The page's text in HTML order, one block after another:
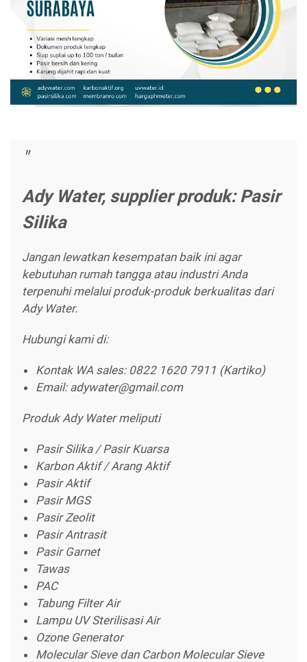
Ady Water, supplier produk: Pasir
Silika
Jangan lewatkan kesempatan baik ini agar
kebutuhan rumah tangga atau industri Anda
terpenuhi melalui produk-produk berkualitas dari
Ady Water.
Hubungi kami di:
Kontak WA sales: 0822 1620 7911 (Kartiko)
Email: adywater@gmail.com
Produk Ady Water meliputi
Pasir Silika / Pasir Kuarsa
Karbon Aktif / Arang Aktif
Pasir Aktif
Pasir MGS
Pasir Zeolit
Pasir Antrasit
Pasir Garnet
Tawas
PAC
Tabung Filter Air
Lampu UV Sterilisasi Air
Ozone Generator
Molecular Sieve dan Carbon Molecular Sieve